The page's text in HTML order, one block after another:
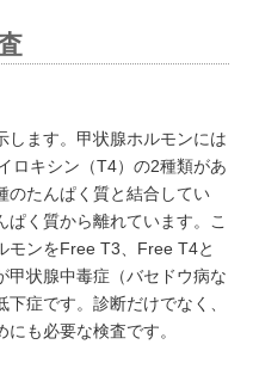
ます。甲状腺ホルモンには
ロキシン（T4）の2種類があ
のたんぱく質と結合してい
く質から離れています。こ
モンをFree T3、Free T4と
甲状腺中毒症（バセドウ病な
症です。診断だけでなく、
も必要な検査です。